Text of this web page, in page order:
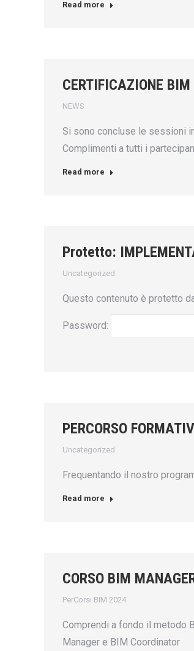
Read more
CERTIFICAZIONE
NEWS
Si sono concluse le sessioni
Complimenti a tutti i
Read more
Protetto:
Uncategorized
Questo contenuto è protetto
Password:
PERCORSO
Uncategorized
Frequentando il nostro
Read more
CORSO BIM
PerCorsi BIM 2024
Comprendi a fondo il metodo
Manager e BIM Coordinator